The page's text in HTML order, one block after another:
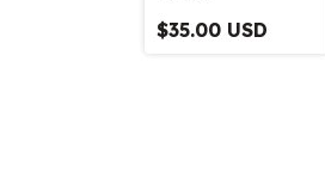
$35.00 USD